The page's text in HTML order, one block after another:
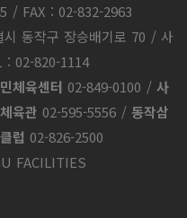
/ FAX : 02-832-2963
동작구 장승배기로 70 / 사
: 02-820-1114
체육센터 02-849-0100 / 사
육관 02-595-5556 / 동작삼
럽 02-826-2500
FACILITIES